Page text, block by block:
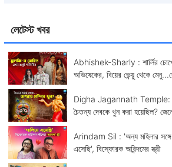
লেটেস্ট খবর
Abhishek-Sharly : শার্লির
অভিষেকের, বিয়ের ভেন্য়ু থেকে
Digha Jagannath Temple:
চৈতন্য দেবকে খুন করা হয়েছিল?
Arindam Sil : 'অন্য মহিলার সঙ্গে
এসেছি', বিস্ফোরক অরিন্দমের স্ত্রী